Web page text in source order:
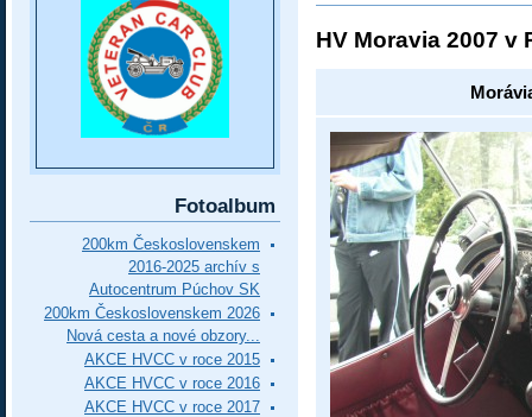
HV Moravia 2007 v
Fotoalbum
200km Československem
2016-2025 archív s
Autocentrum Púchov SK
200km Československem 2026
Nová cesta a nové obzory...
AKCE HVCC v roce 2015
AKCE HVCC v roce 2016
AKCE HVCC v roce 2017